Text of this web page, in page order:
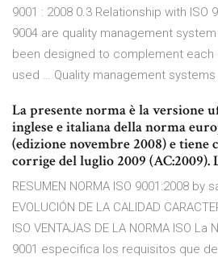
9001 : 2008 0.3 Relationship with ISO
9004 are quality management
been designed to complement each
used … Quality management
La presente norma è la versione
inglese e italiana della norma
(edizione novembre 2008) e tiene
corrige del luglio 2009 (AC:2009).
RESUMEN NORMA ISO 9001:2008 by
EVOLUCIÓN DE LA CALIDAD
ISO VENTAJAS DE LA NORMA ISO
9001 especifica los requisitos que